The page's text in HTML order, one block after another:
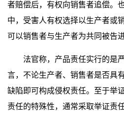
者赔偿后，有权向销售者追偿。
中，受害人有权选择以生产者或
可以销售者与生产者为共同被告
法官称，产品责任实行的是
言，不论生产者、销售者是否具
缺陷即可构成侵权责任。至于举
责任的特殊性，通常采取举证责